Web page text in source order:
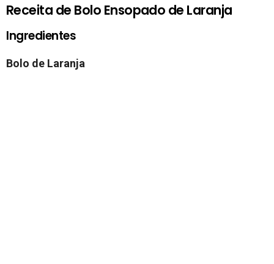
Receita de Bolo Ensopado de Laranja
Ingredientes
Bolo de Laranja